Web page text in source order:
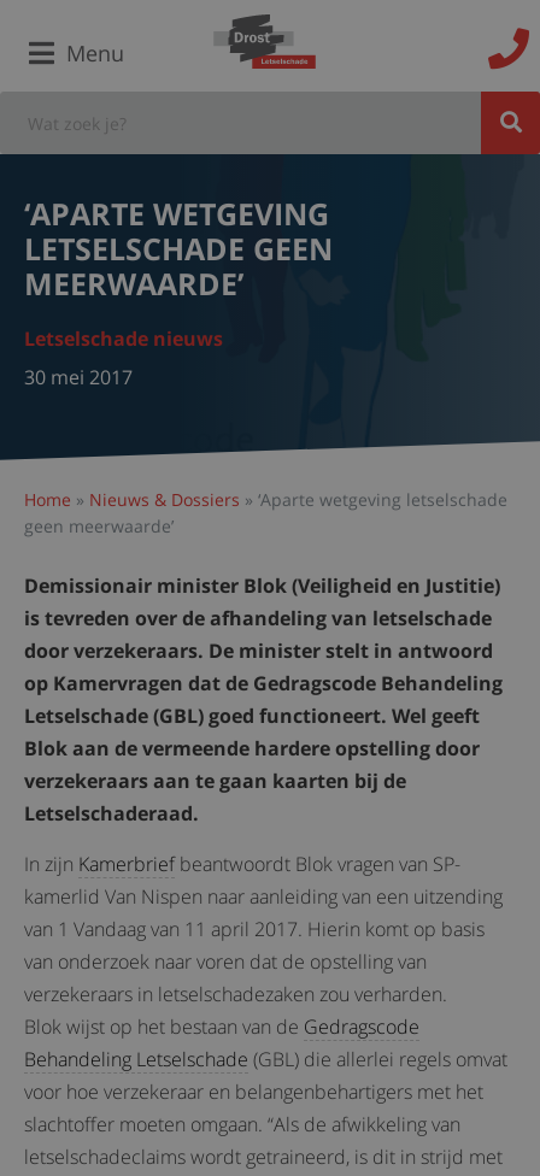
Menu
‘APARTE WETGEVING
LETSELSCHADE GEEN
MEERWAARDE’
Letselschade nieuws
30 mei 2017
Home » Nieuws & Dossiers » ‘Aparte wetgeving letselschade
geen meerwaarde’
Demissionair minister Blok (Veiligheid en Justitie)
is tevreden over de afhandeling van letselschade
door verzekeraars. De minister stelt in antwoord
op Kamervragen dat de Gedragscode Behandeling
Letselschade (GBL) goed functioneert. Wel geeft
Blok aan de vermeende hardere opstelling door
verzekeraars aan te gaan kaarten bij de
Letselschaderaad.
In zijn Kamerbriefbeantwoordt Blok vragen van SP-
kamerlid Van Nispen naar aanleiding van een uitzending
van 1 Vandaag van 11 april 2017. Hierin komt op basis
van onderzoek naar voren dat de opstelling van
verzekeraars in letselschadezaken zou verharden.
Blok wijst op het bestaan van de Gedragscode
Behandeling Letselschade (GBL) die allerlei regels omvat
voor hoe verzekeraar en belangenbehartigers met het
slachtoffer moeten omgaan. “Als de afwikkeling van
letselschadeclaims wordt getraineerd, is dit in strijd met